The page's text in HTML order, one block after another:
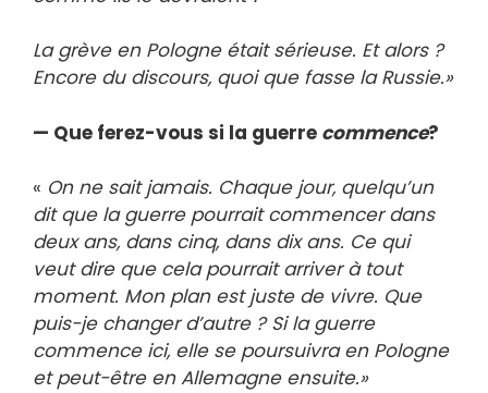
La grève en Pologne était sérieuse. Et alors ?
Encore du discours, quoi que fasse la Russie.»
— Que ferez-vous si la guerre commence?
« On ne sait jamais. Chaque jour, quelqu’un
dit que la guerre pourrait commencer dans
deux ans, dans cinq, dans dix ans. Ce qui
veut dire que cela pourrait arriver à tout
moment. Mon plan est juste de vivre. Que
puis-je changer d’autre ? Si la guerre
commence ici, elle se poursuivra en Pologne
et peut-être en Allemagne ensuite.»